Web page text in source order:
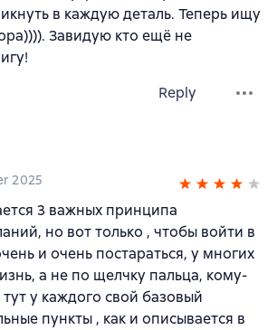
в каждую деталь. Теперь ищу
Завидую кто ещё не
Reply
2025
3 важных принципа
но вот только , чтобы войти в
и очень постараться, у многих
а не по щелчку пальца, кому-
тут у каждого свой базовый
пункты , как и описывается в